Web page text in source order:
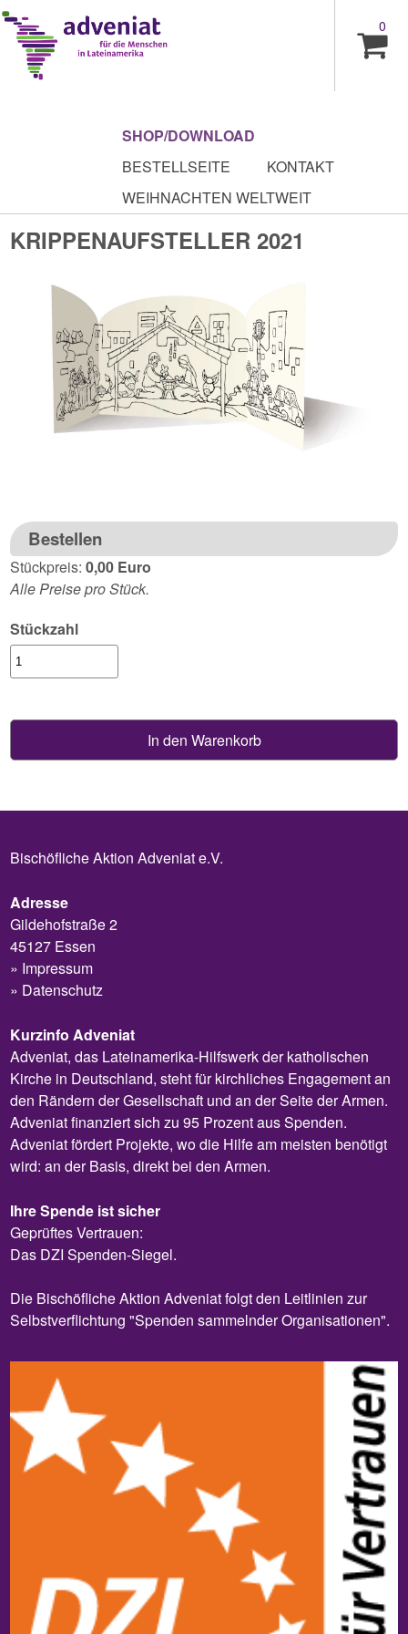
0
SHOP/DOWNLOAD
BESTELLSEITE
KONTAKT
WEIHNACHTEN WELTWEIT
KRIPPENAUFSTELLER 2021
Bestellen
Stückpreis:0,00 Euro
Alle Preise pro Stück.
Stückzahl
Bischöfliche Aktion Adveniat e.V.
Adresse
Gildehofstraße 2
45127 Essen
Impressum
Datenschutz
Kurzinfo Adveniat
Adveniat, das Lateinamerika-Hilfswerk der katholischen
Kirche in Deutschland, steht für kirchliches Engagement an
den Rändern der Gesellschaft und an der Seite der Armen.
Adveniat finanziert sich zu 95 Prozent aus Spenden.
Adveniat fördert Projekte, wo die Hilfe am meisten benötigt
wird: an der Basis, direkt bei den Armen.
Ihre Spende ist sicher
Geprüftes Vertrauen:
Das DZI Spenden-Siegel.
Die Bischöfliche Aktion Adveniat folgt den Leitlinien zur
Selbstverflichtung "Spenden sammelnder Organisationen".